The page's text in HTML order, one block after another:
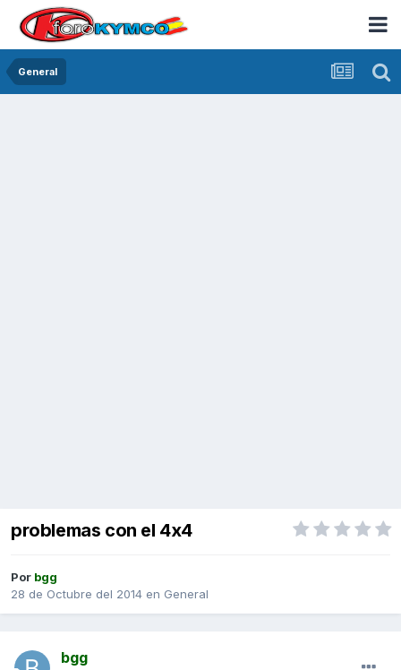
General
problemas con el 4x4
Por bgg
28 de Octubre del 2014 en General
bgg